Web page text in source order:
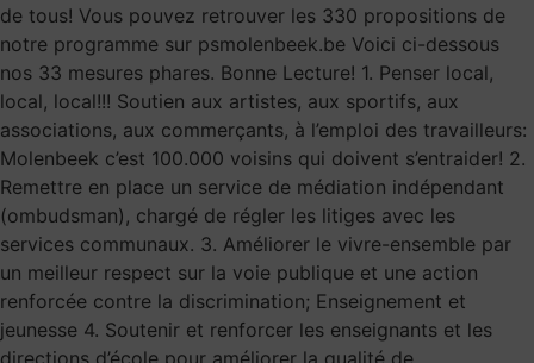
de tous! Vous pouvez retrouver les 330 propositions de
notre programme sur psmolenbeek.be Voici ci-dessous
nos 33 mesures phares. Bonne Lecture! 1. Penser local,
local, local!!! Soutien aux artistes, aux sportifs, aux
associations, aux commerçants, à l’emploi des travailleurs:
Molenbeek c’est 100.000 voisins qui doivent s’entraider! 2.
Remettre en place un service de médiation indépendant
(ombudsman), chargé de régler les litiges avec les
services communaux. 3. Améliorer le vivre-ensemble par
un meilleur respect sur la voie publique et une action
renforcée contre la discrimination; Enseignement et
jeunesse 4. Soutenir et renforcer les enseignants et les
directions d’école pour améliorer la qualité de